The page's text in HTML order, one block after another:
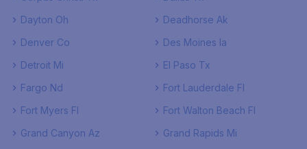
Dayton Oh
Deadhorse Ak
Denver Co
Des Moines Ia
Detroit Mi
El Paso Tx
Fargo Nd
Fort Lauderdale Fl
Fort Myers Fl
Fort Walton Beach Fl
Grand Canyon Az
Grand Rapids Mi